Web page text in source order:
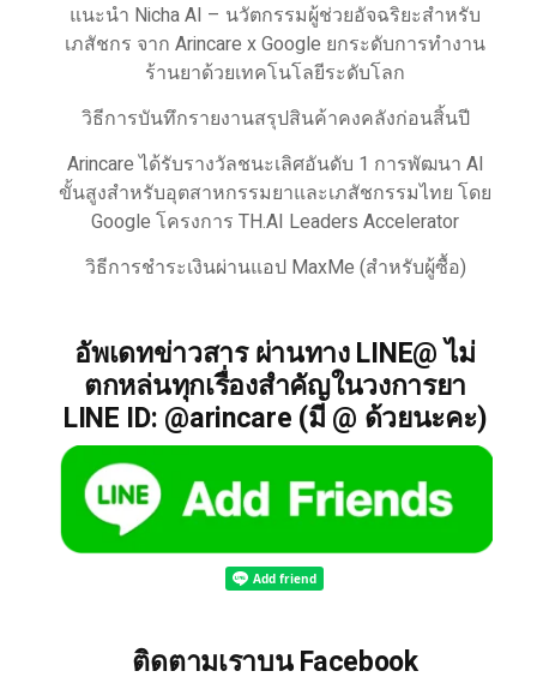
แนะนำ Nicha AI – นวัตกรรมผู้ช่วยอัจฉริยะสำหรับ
เภสัชกร จาก Arincare x Google ยกระดับการทำงาน
ร้านยาด้วยเทคโนโลยีระดับโลก
วิธีการบันทึกรายงานสรุปสินค้าคงคลังก่อนสิ้นปี
Arincare ได้รับรางวัลชนะเลิศอันดับ 1 การพัฒนา AI
ขั้นสูงสำหรับอุตสาหกรรมยาและเภสัชกรรมไทย โดย
Google โครงการ TH.AI Leaders Accelerator
วิธีการชำระเงินผ่านแอป MaxMe (สำหรับผู้ซื้อ)
อัพเดทข่าวสาร ผ่านทาง LINE@ ไม่
ตกหล่นทุกเรื่องสำคัญในวงการยา
LINE ID: @arincare (มี @ ด้วยนะคะ)
ติดตามเราบน Facebook